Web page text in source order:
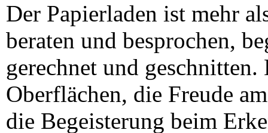
Der Papierladen ist mehr
beraten und besprochen,
gerechnet und
Oberflächen, die Freude
die Begeisterung beim